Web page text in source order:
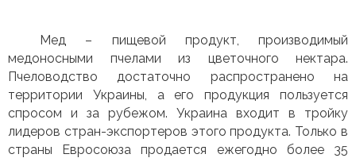
Мед – пищевой продукт, производимый
медоносными пчелами из цветочного нектара.
Пчеловодство достаточно распространено на
территории Украины, а его продукция пользуется
спросом и за рубежом. Украина входит в тройку
лидеров стран-экспортеров этого продукта. Только в
страны Евросоюза продается ежегодно более 35